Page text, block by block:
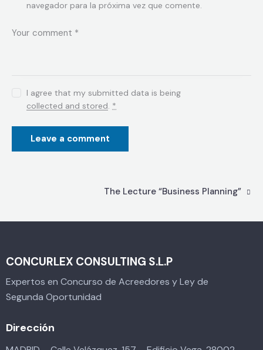
navegador para la próxima vez que comente.
I agree that my submitted data is being
collected and stored. *
The Lecture “Business Planning”
CONCURLEX CONSULTING S.L.P
Expertos en Concurso de Acreedores y Ley de
Segunda Oportunidad
Dirección